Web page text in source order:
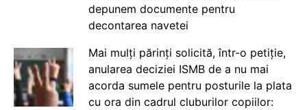
depunem documente pentru
decontarea navetei
Mai mulți părinți solicită, într-o petiție,
anularea deciziei ISMB de a nu mai
acorda sumele pentru posturile la plata
cu ora din cadrul cluburilor copiilor: